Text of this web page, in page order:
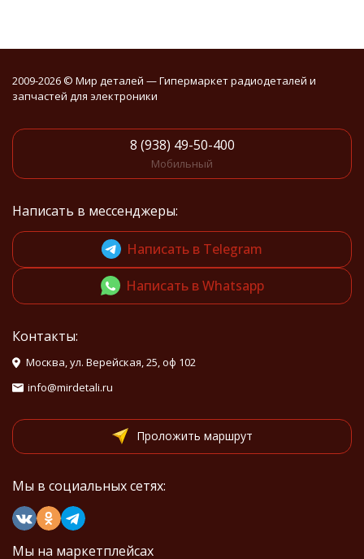
2009-2026 © Мир деталей — Гипермаркет радиодеталей и
запчастей для электроники
8 (938) 49-50-400
Мобильный
Написать в мессенджеры:
Написать в Telegram
Написать в Whatsapp
Контакты:
Москва, ул. Верейская, 25, оф 102
info@mirdetali.ru
Проложить маршрут
Мы в социальных сетях:
Мы на маркетплейсах